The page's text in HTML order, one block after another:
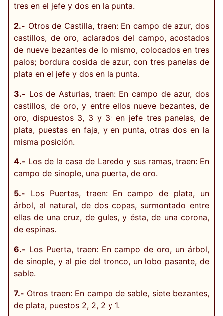
tres en el jefe y dos en la punta.
2.- Otros de Castilla, traen: En campo de azur, dos
castillos, de oro, aclarados del campo, acostados
de nueve bezantes de lo mismo, colocados en tres
palos; bordura cosida de azur, con tres panelas de
plata en el jefe y dos en la punta.
3.- Los de Asturias, traen: En campo de azur, dos
castillos, de oro, y entre ellos nueve bezantes, de
oro, dispuestos 3, 3 y 3; en jefe tres panelas, de
plata, puestas en faja, y en punta, otras dos en la
misma posición.
4.- Los de la casa de Laredo y sus ramas, traen: En
campo de sinople, una puerta, de oro.
5.- Los Puertas, traen: En campo de plata, un
árbol, al natural, de dos copas, surmontado entre
ellas de una cruz, de gules, y ésta, de una corona,
de espinas.
6.- Los Puerta, traen: En campo de oro, un árbol,
de sinople, y al pie del tronco, un lobo pasante, de
sable.
7.- Otros traen: En campo de sable, siete bezantes,
de plata, puestos 2, 2, 2 y 1.